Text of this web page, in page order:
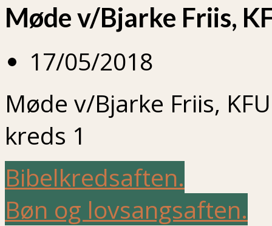
Møde v/Bjarke Friis,
17/05/2018
Møde v/Bjarke Friis,
kreds 1
Bibelkredsaften.
Bøn og lovsangsaften.